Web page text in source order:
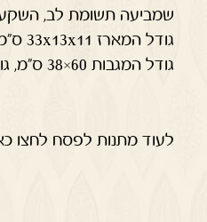
שמביעה תשומת לב,
גודל המארז 33x13x11 ס"מ, גודל המגש 39×15 ס"מ,
גודל המגבות 60×38 ס"מ, גודל הכלי 19x9x6 ס"מ
לעוד מתנות לפסח לחצו